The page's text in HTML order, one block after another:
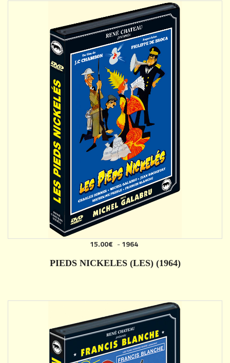
15.00€ -1964
PIEDS NICKELES (LES) (1964)